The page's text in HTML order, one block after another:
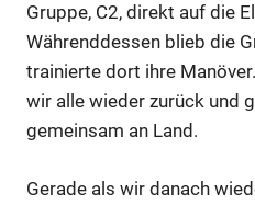
Gruppe, C2, direkt auf die
Währenddessen blieb die
trainierte dort ihre
wir alle wieder zurück und
gemeinsam an Land.
Gerade als wir danach